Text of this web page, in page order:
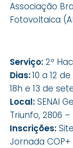
Associação
Fotovoltaica
Serviço: 2º
Dias:10 a 12
18h e 13 de
Local: SENAI
Triunfo, 2806
Inscrições:
Jornada COP+